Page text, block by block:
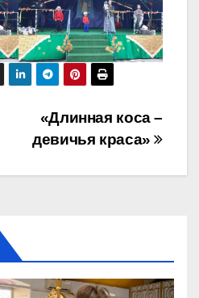
«Длинная коса –
девичья краса»